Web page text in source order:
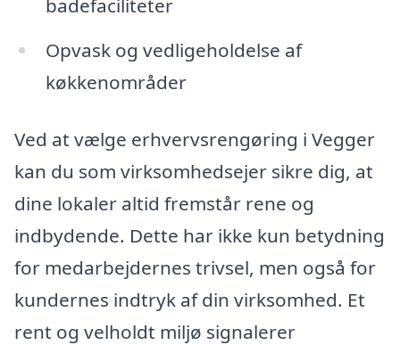
badefaciliteter
Opvask og vedligeholdelse af
køkkenområder
Ved at vælge erhvervsrengøring i Vegger
kan du som virksomhedsejer sikre dig, at
dine lokaler altid fremstår rene og
indbydende. Dette har ikke kun betydning
for medarbejdernes trivsel, men også for
kundernes indtryk af din virksomhed. Et
rent og velholdt miljø signalerer